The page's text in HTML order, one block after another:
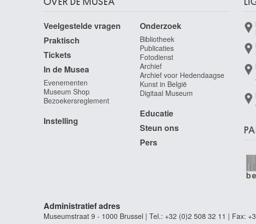
Veelgestelde vragen
Praktisch
Tickets
In de Musea
Evenementen
Museum Shop
Bezoekersreglement
Instelling
Onderzoek
Bibliotheek
Publicaties
Fotodienst
Archief
Archief voor Hedendaagse
Kunst in België
Digitaal Museum
Educatie
Steun ons
Pers
Administratief adres
Museumstraat 9 - 1000 Brussel | Tel.: +32 (0)2 508 32 11 | Fax: